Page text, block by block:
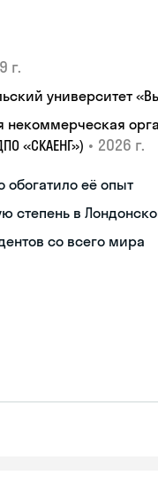
г.
университет
некоммерческая
«СКАЕНГ») • 2026 г.
обогатило её опыт
степень в
со всего мира